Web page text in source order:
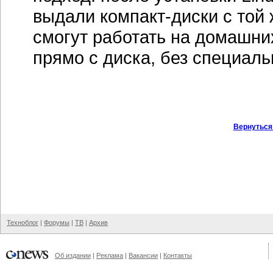
выдали компакт-диски с той
смогут работать на
прямо с диска, без
Техноблог | Форумы | ТВ | Архив
Об издании | Реклама | Вакансии | Контакты